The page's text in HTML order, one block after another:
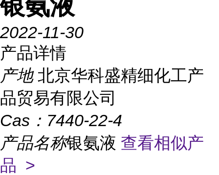
银氨液
2022-11-30
产品详情
产地 北京华科盛精细化工产
品贸易有限公司
Cas： 7440-22-4
产品名称银氨液 查看相似产
品 >